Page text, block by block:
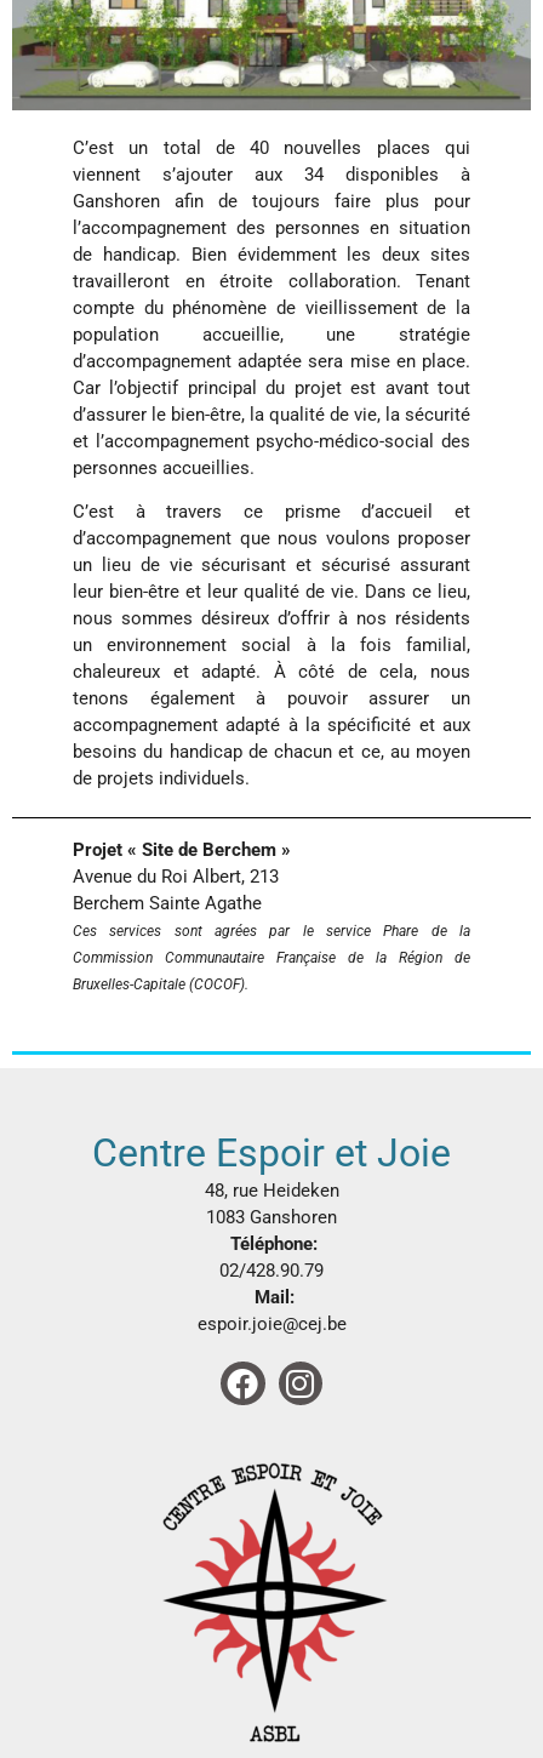
C’est un total de 40 nouvelles places qui
viennent s’ajouter aux 34 disponibles à
Ganshoren afin de toujours faire plus pour
l’accompagnement des personnes en situation
de handicap. Bien évidemment les deux sites
travailleront en étroite collaboration. Tenant
compte du phénomène de vieillissement de la
population accueillie, une stratégie
d’accompagnement adaptée sera mise en place.
Car l’objectif principal du projet est avant tout
d’assurer le bien-être, la qualité de vie, la sécurité
et l’accompagnement psycho-médico-social des
personnes accueillies.
C’est à travers ce prisme d’accueil et
d’accompagnement que nous voulons proposer
un lieu de vie sécurisant et sécurisé assurant
leur bien-être et leur qualité de vie. Dans ce lieu,
nous sommes désireux d’offrir à nos résidents
un environnement social à la fois familial,
chaleureux et adapté. À côté de cela, nous
tenons également à pouvoir assurer un
accompagnement adapté à la spécificité et aux
besoins du handicap de chacun et ce, au moyen
de projets individuels.
Projet « Site de Berchem »
Avenue du Roi Albert, 213
Berchem Sainte Agathe
Ces services sont agrées par le service Phare de la
Commission Communautaire Française de la Région de
Bruxelles-Capitale (COCOF).
Centre Espoir et Joie
48, rue Heideken
1083 Ganshoren
Téléphone:
02/428.90.79
Mail:
espoir.joie@cej.be